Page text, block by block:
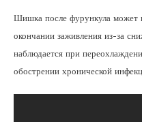
Шишка после фурункула может
окончании заживления из-за
наблюдается при
обострении хронической